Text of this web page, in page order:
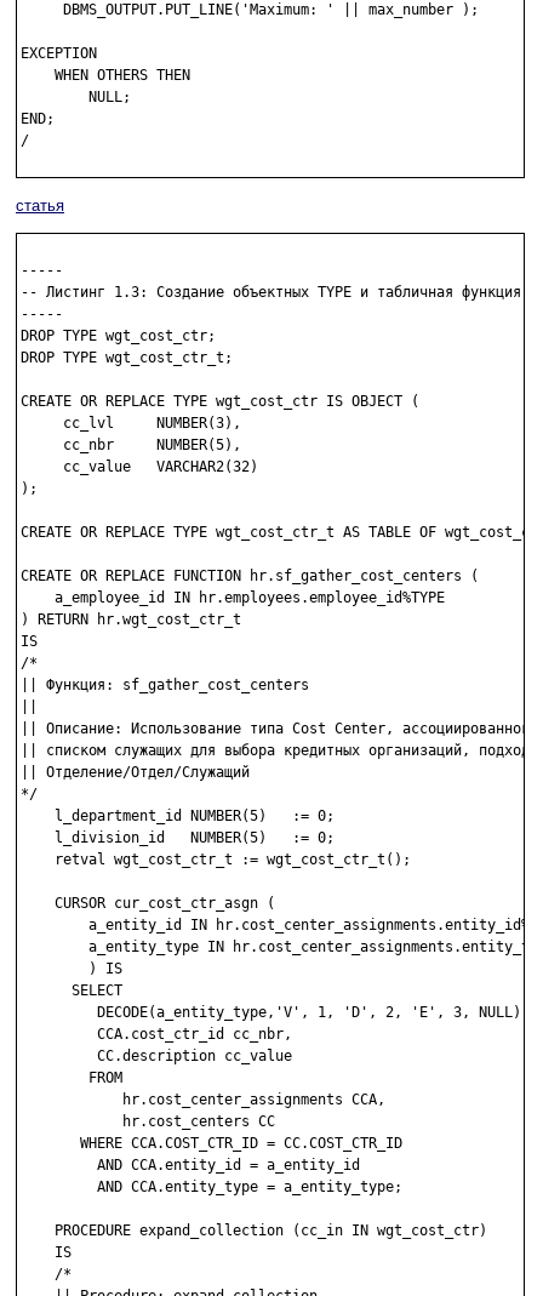
     DBMS_OUTPUT.PUT_LINE('Maximum: ' || max_number );
EXCEPTION
    WHEN OTHERS THEN
        NULL;
END;
/
статья
-----
-- Листинг 1.3: Создание объектных TYPE и табличная функция
-----
DROP TYPE wgt_cost_ctr;
DROP TYPE wgt_cost_ctr_t;
CREATE OR REPLACE TYPE wgt_cost_ctr IS OBJECT (
     cc_lvl     NUMBER(3),
     cc_nbr     NUMBER(5),
     cc_value   VARCHAR2(32)
);
CREATE OR REPLACE TYPE wgt_cost_ctr_t AS TABLE OF
CREATE OR REPLACE FUNCTION hr.sf_gather_cost_centers (
    a_employee_id IN hr.employees.employee_id%TYPE
) RETURN hr.wgt_cost_ctr_t
IS
/*
|| Функция: sf_gather_cost_centers
|| Описание: Использование типа Cost Center, ассоциированного
|| списком служащих для выбора кредитных организаций,
|| Отделение/Отдел/Служащий
*/
    l_department_id NUMBER(5)   := 0;
    l_division_id   NUMBER(5)   := 0;
    retval wgt_cost_ctr_t := wgt_cost_ctr_t();
    CURSOR cur_cost_ctr_asgn (
a_entity_id IN
a_entity_type IN
        ) IS
      SELECT
DECODE(a_entity_type,'V', 1, 'D', 2, 'E', 3, NULL)
         CCA.cost_ctr_id cc_nbr,
         CC.description cc_value
        FROM
            hr.cost_center_assignments CCA,
            hr.cost_centers CC
       WHERE CCA.COST_CTR_ID = CC.COST_CTR_ID
         AND CCA.entity_id = a_entity_id
         AND CCA.entity_type = a_entity_type;
    PROCEDURE expand_collection (cc_in IN wgt_cost_ctr)
    IS
    /*